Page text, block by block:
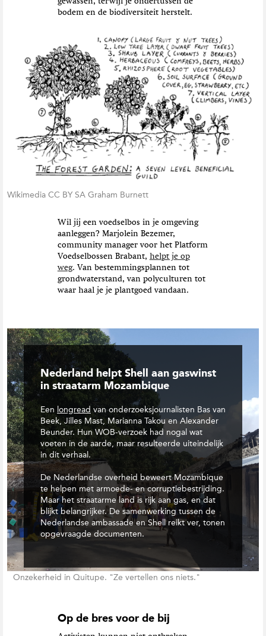
bodem en de biodiversiteit herstelt.
Wikimedia CC BY SA Graham Burnett
Wil jij een voedselbos in je omgeving
aanleggen? Marjolein Bezemer,
community manager voor het Platform
Voedselbossen Brabant, helpt je op
weg. Van bestemmingsplannen tot
grondwaterstand, van polyculturen tot
waar haal je je plantgoed vandaan.
Nederland helpt Shell aan gaswinst
in straatarm Mozambique
Een longread van onderzoeksjournalisten Bas van
Beek, Jilles Mast, Marianna Takou en Alexander
Beunder. Hun WOB-verzoek had nogal wat
voeten in de aarde, maar resulteerde uiteindelijk
in dit verhaal.
De Nederlandse overheid beweert Mozambique
te helpen met armoede- en corruptiebestrijding.
Maar het straatarme land is rijk aan gas, en dat
blijkt belangrijker. De samenwerking tussen de
Nederlandse ambassade en Shell reikt ver, tonen
opgevraagde documenten.
Onzekerheid in Quitupe. "Ze vertellen ons niets."
Op de bres voor de bij